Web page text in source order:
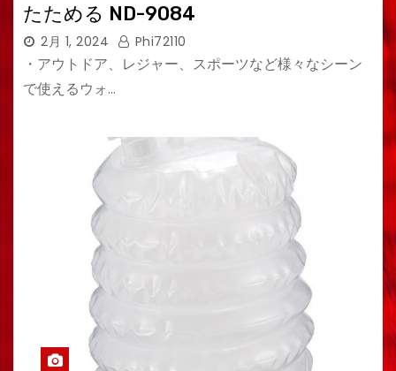
たためる ND-9084
2月 1, 2024 Phi72110
・アウトドア、レジャー、スポーツなど様々なシーン
で使えるウォ…